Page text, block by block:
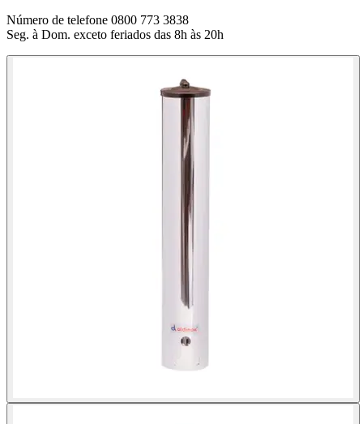
Número de telefone 0800 773 3838
Seg. à Dom. exceto feriados das 8h às 20h